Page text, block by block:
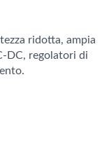
ridotta, ampia
DC, regolatori di